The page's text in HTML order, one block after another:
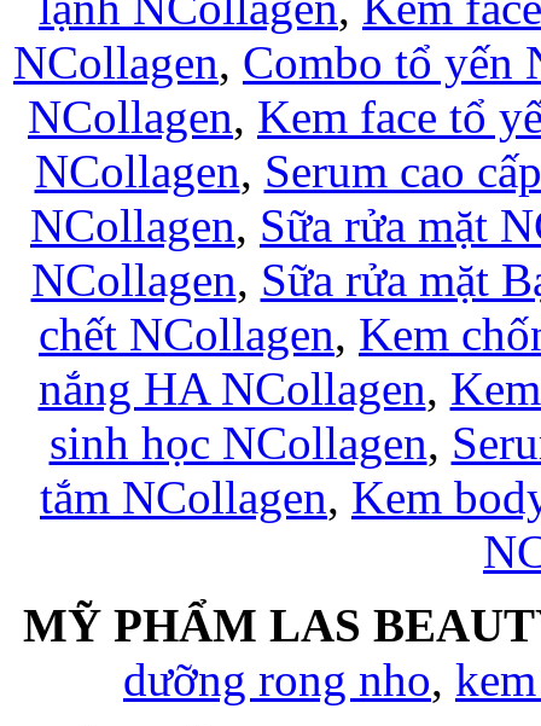
NCollagen, Combo tổ yến
NCollagen, Kem face tổ
NCollagen, Serum cao
NCollagen, Sữa rửa mặt
NCollagen, Sữa rửa mặt
chết NCollagen, Kem
nắng HA NCollagen,
sinh học NCollagen,
tắm NCollagen, Kem
MỸ PHẨM LAS
dưỡng rong nho,